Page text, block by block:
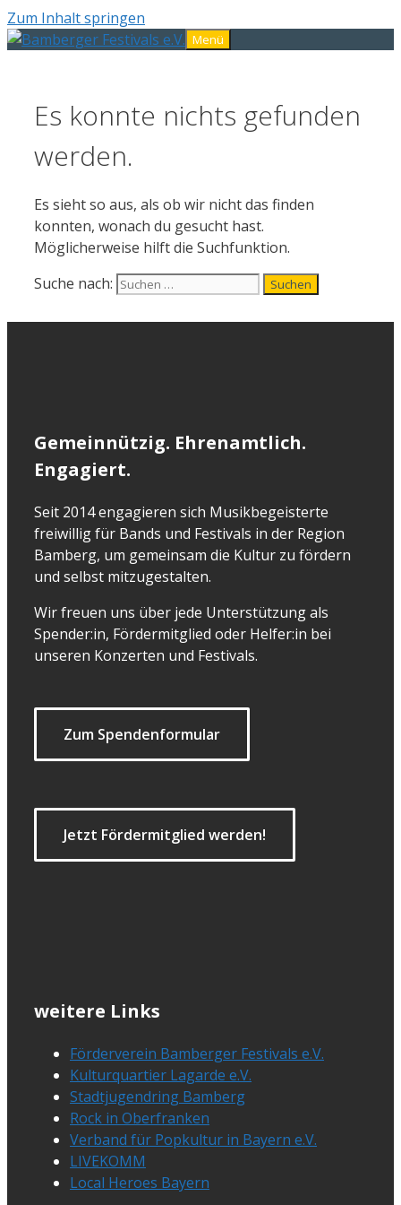
Zum Inhalt springen
Menü
Es konnte nichts gefunden
werden.
Es sieht so aus, als ob wir nicht das finden
konnten, wonach du gesucht hast.
Möglicherweise hilft die Suchfunktion.
Suche nach:
Gemeinnützig. Ehrenamtlich.
Engagiert.
Seit 2014 engagieren sich Musikbegeisterte
freiwillig für Bands und Festivals in der Region
Bamberg, um gemeinsam die Kultur zu fördern
und selbst mitzugestalten.
Wir freuen uns über jede Unterstützung als
Spender:in, Fördermitglied oder Helfer:in bei
unseren Konzerten und Festivals.
Zum Spendenformular
Jetzt Fördermitglied werden!
weitere Links
Förderverein Bamberger Festivals e.V.
Kulturquartier Lagarde e.V.
Stadtjugendring Bamberg
Rock in Oberfranken
Verband für Popkultur in Bayern e.V.
LIVEKOMM
Local Heroes Bayern